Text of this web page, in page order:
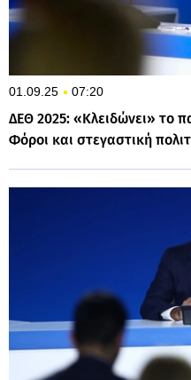
01.09.25 07:20
ΔΕΘ 2025: «Κλειδώνει» το
Φόροι και στεγαστική